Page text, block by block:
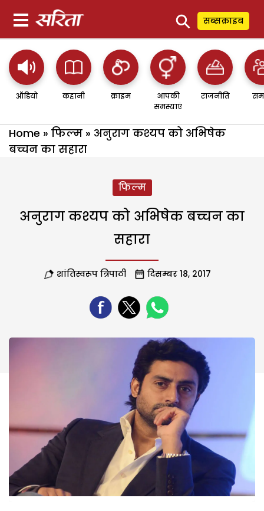
⚲ सब्सक्राइब
ऑडियो कहानी क्राइम
आपकी
समस्याएं
राजनीति
Home » फिल्म » अनुराग कश्यप को अभिषेक
बच्चन का सहारा
फिल्म
अनुराग कश्यप को अभिषेक बच्चन का
सहारा
शांतिस्वरूप त्रिपाठी दिसम्बर 18, 2017